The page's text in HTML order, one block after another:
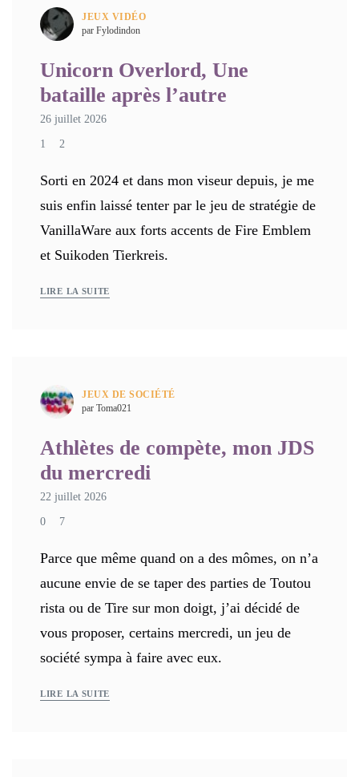
JEUX VIDÉO
par Fylodindon
Unicorn Overlord, Une
bataille après l’autre
26 juillet 2026
1 2
Sorti en 2024 et dans mon viseur depuis, je me
suis enfin laissé tenter par le jeu de stratégie de
VanillaWare aux forts accents de Fire Emblem
et Suikoden Tierkreis.
LIRE LA SUITE
JEUX DE SOCIÉTÉ
par Toma021
Athlètes de compète, mon JDS
du mercredi
22 juillet 2026
0 7
Parce que même quand on a des mômes, on n’a
aucune envie de se taper des parties de Toutou
rista ou de Tire sur mon doigt, j’ai décidé de
vous proposer, certains mercredi, un jeu de
société sympa à faire avec eux.
LIRE LA SUITE